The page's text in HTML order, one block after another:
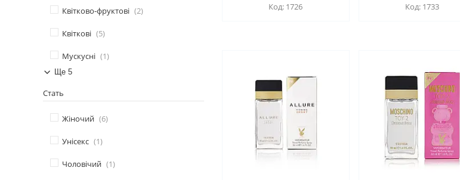
1726
1733
Квітково-фруктові 2
Квіткові 5
Мускусні 1
Ще 5
Стать
Жіночий 6
Унісекс 1
Чоловічий 1